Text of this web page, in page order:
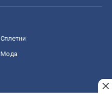
Сплетни
Мода